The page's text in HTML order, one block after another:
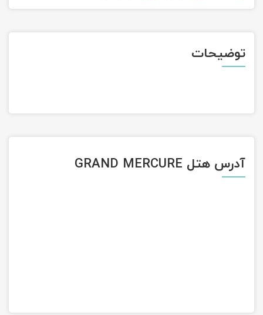
توضیحات
آدرس هتل GRAND MERCURE
تور چابهار
تور کاشان
تور آفرود